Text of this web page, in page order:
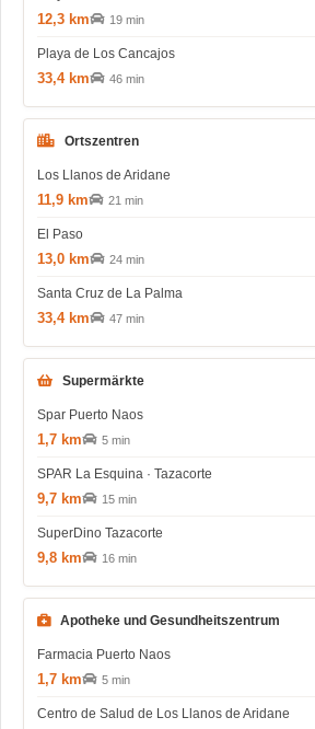
12,3 km 19 min
Playa de Los Cancajos
33,4 km 46 min
Ortszentren
Los Llanos de Aridane
11,9 km 21 min
El Paso
13,0 km 24 min
Santa Cruz de La Palma
33,4 km 47 min
Supermärkte
Spar Puerto Naos
1,7 km 5 min
SPAR La Esquina · Tazacorte
9,7 km 15 min
SuperDino Tazacorte
9,8 km 16 min
Apotheke und Gesundheitszentrum
Farmacia Puerto Naos
1,7 km 5 min
Centro de Salud de Los Llanos de Aridane